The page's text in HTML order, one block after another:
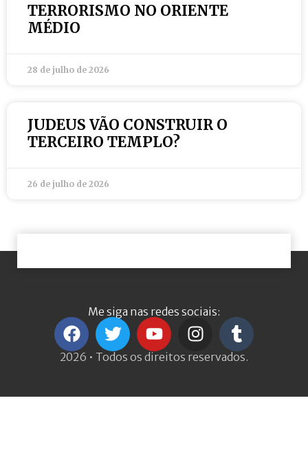
TERRORISMO NO ORIENTE
MÉDIO
28 de julho de 2026
JUDEUS VÃO CONSTRUIR O
TERCEIRO TEMPLO?
26 de julho de 2026
Me siga nas redes sociais:
2026 • Todos os direitos reservados.